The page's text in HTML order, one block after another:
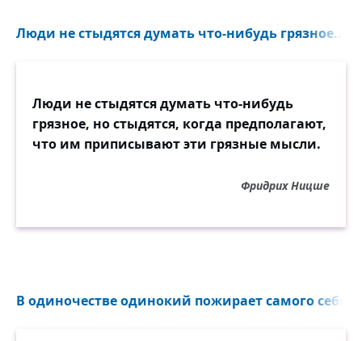
Люди не стыдятся думать что-нибудь грязное...
Люди не стыдятся думать что-нибудь
грязное, но стыдятся, когда предполагают,
что им приписывают эти грязные мысли.
Фридрих Ницше
В одиночестве одинокий пожирает самого себя...